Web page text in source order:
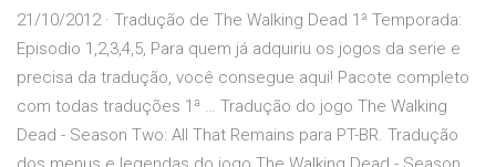
21/10/2012 · Tradução de The Walking Dead 1ª Temporada:
Episodio 1,2,3,4,5, Para quem já adquiriu os jogos da serie e
precisa da tradução, você consegue aqui! Pacote completo
com todas traduções 1ª … Tradução do jogo The Walking
Dead - Season Two: All That Remains para PT-BR. Tradução